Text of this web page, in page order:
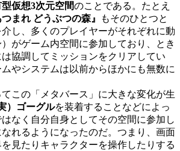
仮想3次元空間のことである。たとえ
つまれ どうぶつの森』
もそのひとつと
し、多くのプレイヤーがそれぞれに動
）がゲーム内空間に参加しており、とき
協調してミッションをクリアしてい
やシステムは以前からほかにも無数に
この「メタバース」に大きな変化が生
）ゴーグルを装着することなどによっ
なく自分自身としてその空間に参加し
れるようになったのだ。つまり、画面
見たりキャラクターを操作したりする